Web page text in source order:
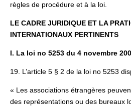
règles de procédure et à la loi.
LE CADRE JURIDIQUE ET LA
INTERNATIONAUX PERTINENTS
I. La loi no 5253 du 4 novembre
19. L’article 5 § 2 de la loi no 5253
« Les associations étrangères
des représentations ou des bureaux